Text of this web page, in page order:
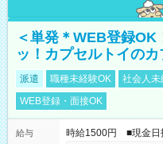
＜単発＊WEB登録
ッ！カプセルトイのカ
派遣 職種未経験OK 社会人未
WEB登録・面接OK
給与
時給1500円 ■現金日